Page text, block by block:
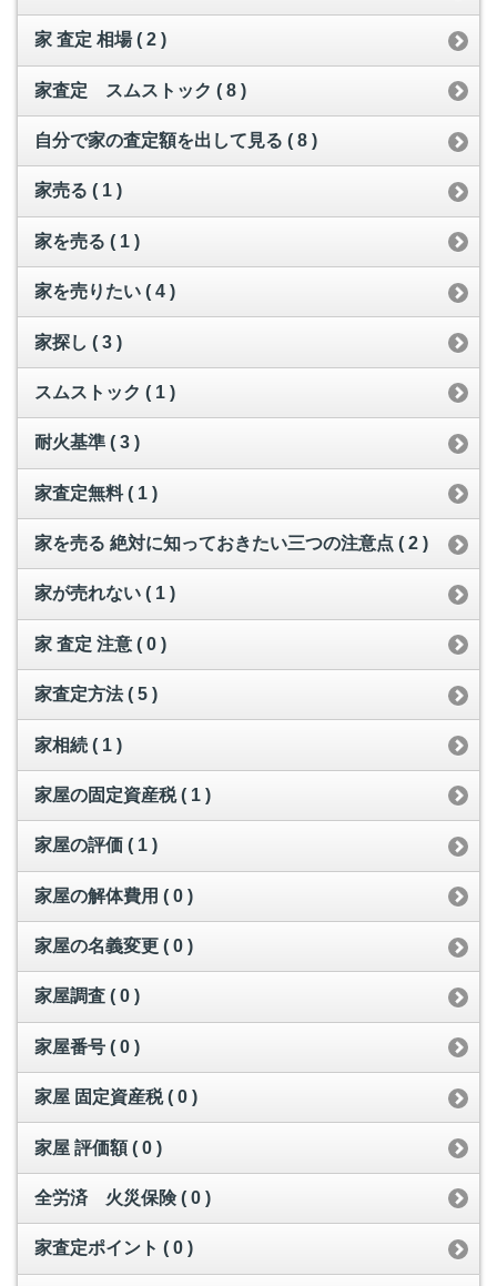
家 査定 相場 ( 2 )
家査定 スムストック ( 8 )
自分で家の査定額を出して見る ( 8 )
家売る ( 1 )
家を売る ( 1 )
家を売りたい ( 4 )
家探し ( 3 )
スムストック ( 1 )
耐火基準 ( 3 )
家査定無料 ( 1 )
家を売る 絶対に知っておきたい三つの注意点 ( 2 )
家が売れない ( 1 )
家 査定 注意 ( 0 )
家査定方法 ( 5 )
家相続 ( 1 )
家屋の固定資産税 ( 1 )
家屋の評価 ( 1 )
家屋の解体費用 ( 0 )
家屋の名義変更 ( 0 )
家屋調査 ( 0 )
家屋番号 ( 0 )
家屋 固定資産税 ( 0 )
家屋 評価額 ( 0 )
全労済 火災保険 ( 0 )
家査定ポイント ( 0 )